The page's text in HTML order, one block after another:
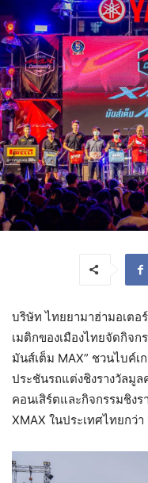
บริษัท ไทยยามาฮ่ามอเตอ
เมติกของเมืองไทยจัดกิจก
มันส์เต็ม MAX” ชวนไบค์เ
ประชันรถแต่งชิงรางวัลมู
คอนเสิร์ตและกิจกรรมชิงร
XMAX ในประเทศไทยกว่